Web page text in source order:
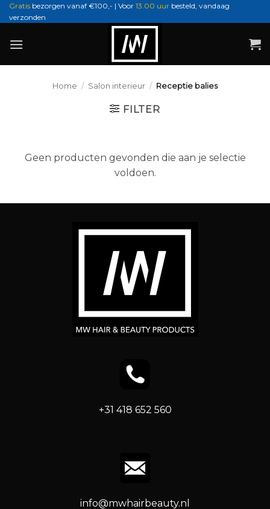
Ga
naar
Gratis bezorgen vanaf €100,- | Voor 13.00 uur besteld, vandaag
verzonden
Home / Salon interieur / Receptie balies
FILTER
Geen producten gevonden die aan je selectie
voldoen.
+31 418 652 560
info@mwhairbeauty.nl